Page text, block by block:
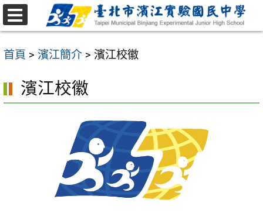
跳
至
要
容
首頁 > 濱江簡介 > 濱江校徽
濱江校徽
選
單